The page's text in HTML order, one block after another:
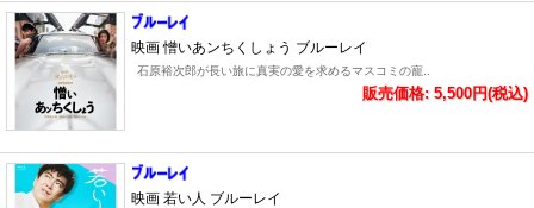
映画 憎いあンちくしょう ブルーレイ
石原裕次郎が長い旅に真実の愛を求めるマスコミの寵..
販売価格: 5,500円(税込)
映画 若い人 ブルーレイ